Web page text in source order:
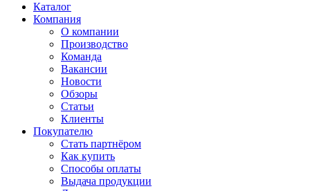
Каталог
Компания
О компании
Производство
Команда
Вакансии
Новости
Обзоры
Статьи
Клиенты
Покупателю
Стать партнёром
Как купить
Способы оплаты
Выдача продукции